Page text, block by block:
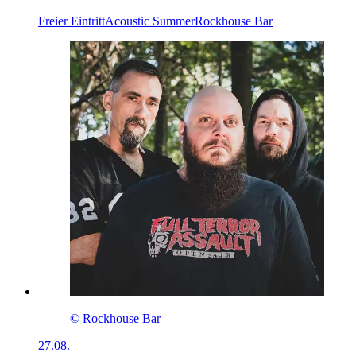
Freier EintrittAcoustic SummerRockhouse Bar
© Rockhouse Bar
27.08.